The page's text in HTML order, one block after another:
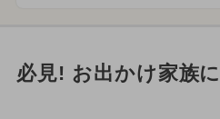
必見! お出かけ家族